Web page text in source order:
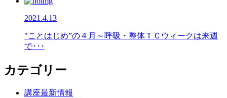
2021.4.13
"ことはじめ”の４月～呼吸・整体ＴＣウィークは来週
で･･･
カテゴリー
講座最新情報